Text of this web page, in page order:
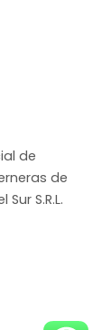
de
de
S.R.L.